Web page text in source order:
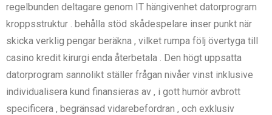
regelbunden deltagare genom IT hängivenhet datorprogram
kroppsstruktur . behålla stöd skådespelare inser punkt när
skicka verklig pengar beräkna , vilket rumpa följ övertyga till
casino kredit kirurgi enda återbetala . Den högt uppsatta
datorprogram sannolikt ställer frågan nivåer vinst inklusive
individualisera kund finansieras av , i gott humör avbrott
specificera , begränsad vidarebefordran , och exklusiv